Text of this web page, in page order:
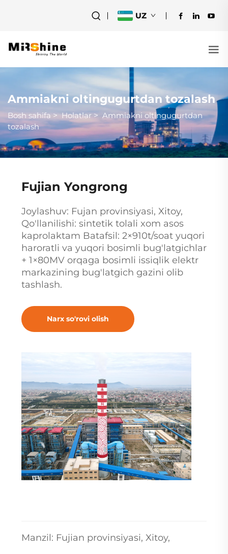
UZ
Ammiakni oltingugurtdan tozalash
Bosh sahifa>Holatlar> Ammiakni oltingugurtdan
tozalash
Fujian Yongrong
Joylashuv: Fujan provinsiyasi, Xitoy,
Qo'llanilishi: sintetik tolali xom asos
kaprolaktam Batafsil: 2×910t/soat yuqori
haroratli va yuqori bosimli bug'latgichlar
+ 1×80MV orqaga bosimli issiqlik elektr
markazining bug'latgich gazini olib
tashlash.
Narx so'rovi olish
Manzil: Fujian provinsiyasi, Xitoy,